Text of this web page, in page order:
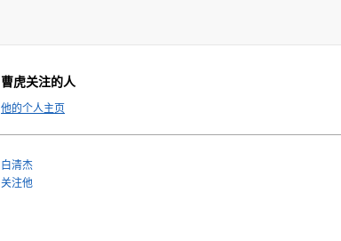
曹虎关注的人
他的个人主页
白清杰
关注他